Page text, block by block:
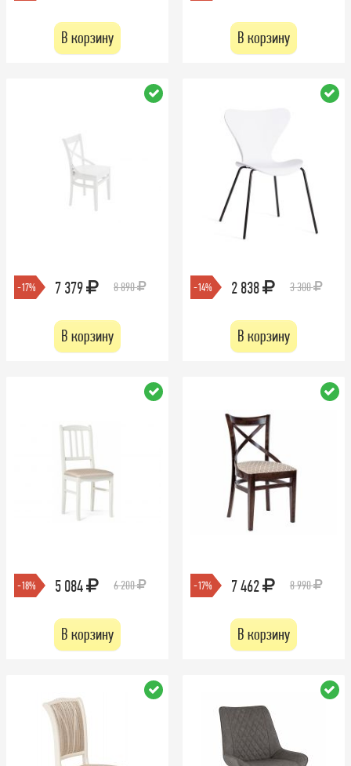
В корзину В корзину
-17% 7 379 8 890
В корзину
-14% 2 838 3 300
В корзину
-18% 5 084 6 200
В корзину
-17% 7 462 8 990
В корзину